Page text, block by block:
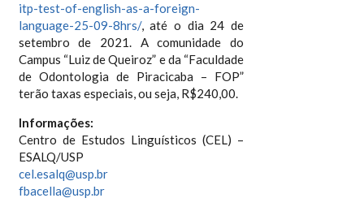
itp-test-of-english-as-a-foreign-
language-25-09-8hrs/, até o dia 24 de
setembro de 2021. A comunidade do
Campus “Luiz de Queiroz” e da “Faculdade
de Odontologia de Piracicaba – FOP”
terão taxas especiais, ou seja, R$240,00.
Informações:
Centro de Estudos Linguísticos (CEL) –
ESALQ/USP
cel.esalq@usp.br
fbacella@usp.br